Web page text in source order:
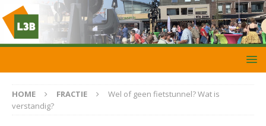
HOME FRACTIE
Wel of geen fietstunnel? Wat is
verstandig?